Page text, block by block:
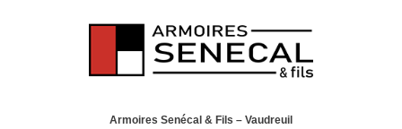
Armoires Senécal & Fils – Vaudreuil